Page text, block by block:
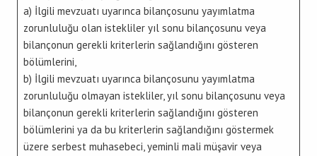
a) İlgili mevzuatı uyarınca bilançosunu yayımlatma
zorunluluğu olan istekliler yıl sonu bilançosunu veya
bilançonun gerekli kriterlerin sağlandığını gösteren
bölümlerini,
b) İlgili mevzuatı uyarınca bilançosunu yayımlatma
zorunluluğu olmayan istekliler, yıl sonu bilançosunu veya
bilançonun gerekli kriterlerin sağlandığını gösteren
bölümlerini ya da bu kriterlerin sağlandığını göstermek
üzere serbest muhasebeci, yeminli mali müşavir veya